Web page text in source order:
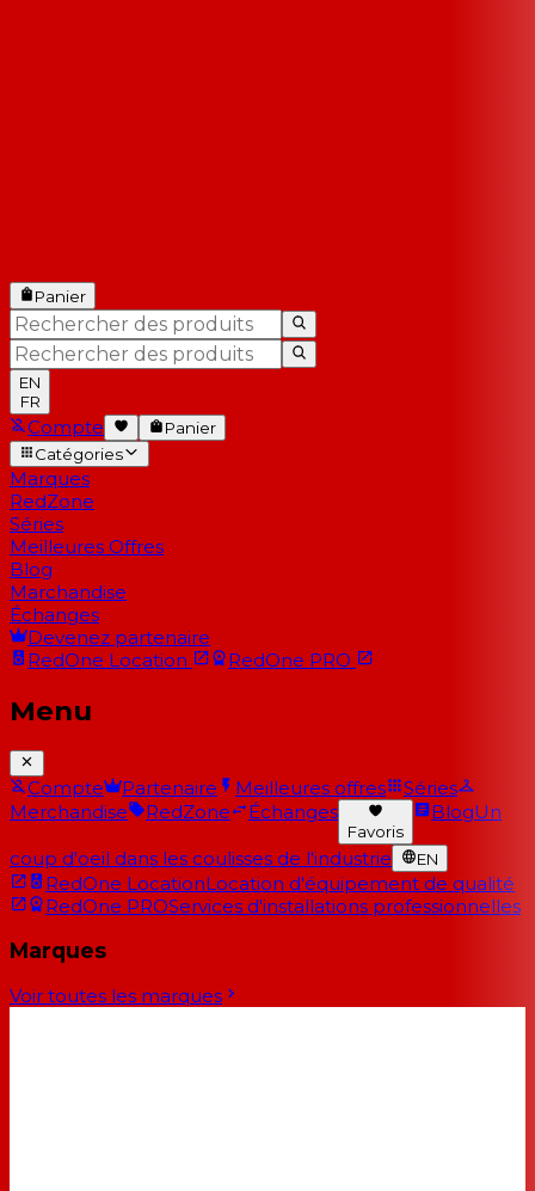
Panier
EN
FR
Compte
Panier
Catégories
Marques
RedZone
Séries
Meilleures Offres
Blog
Marchandise
Échanges
Devenez partenaire
RedOne Location RedOne PRO
Menu
Compte Partenaire Meilleures offres
Séries
Merchandise
RedZone Échanges
Favoris
BlogUn
coup d'oeil dans les coulisses de l'industrie EN
RedOne LocationLocation d'équipement de qualité
RedOne PROServices d'installations professionnelles
Marques
Voir toutes les marques